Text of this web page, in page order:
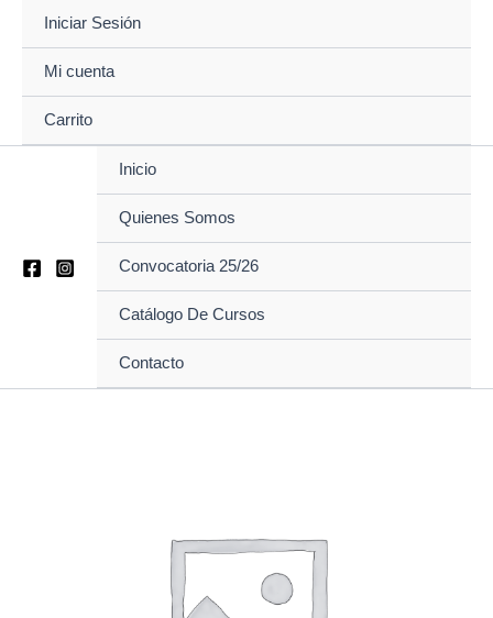
contenido
Iniciar Sesión
Mi cuenta
Carrito
Inicio
Quienes Somos
Convocatoria 25/26
Catálogo De Cursos
Contacto